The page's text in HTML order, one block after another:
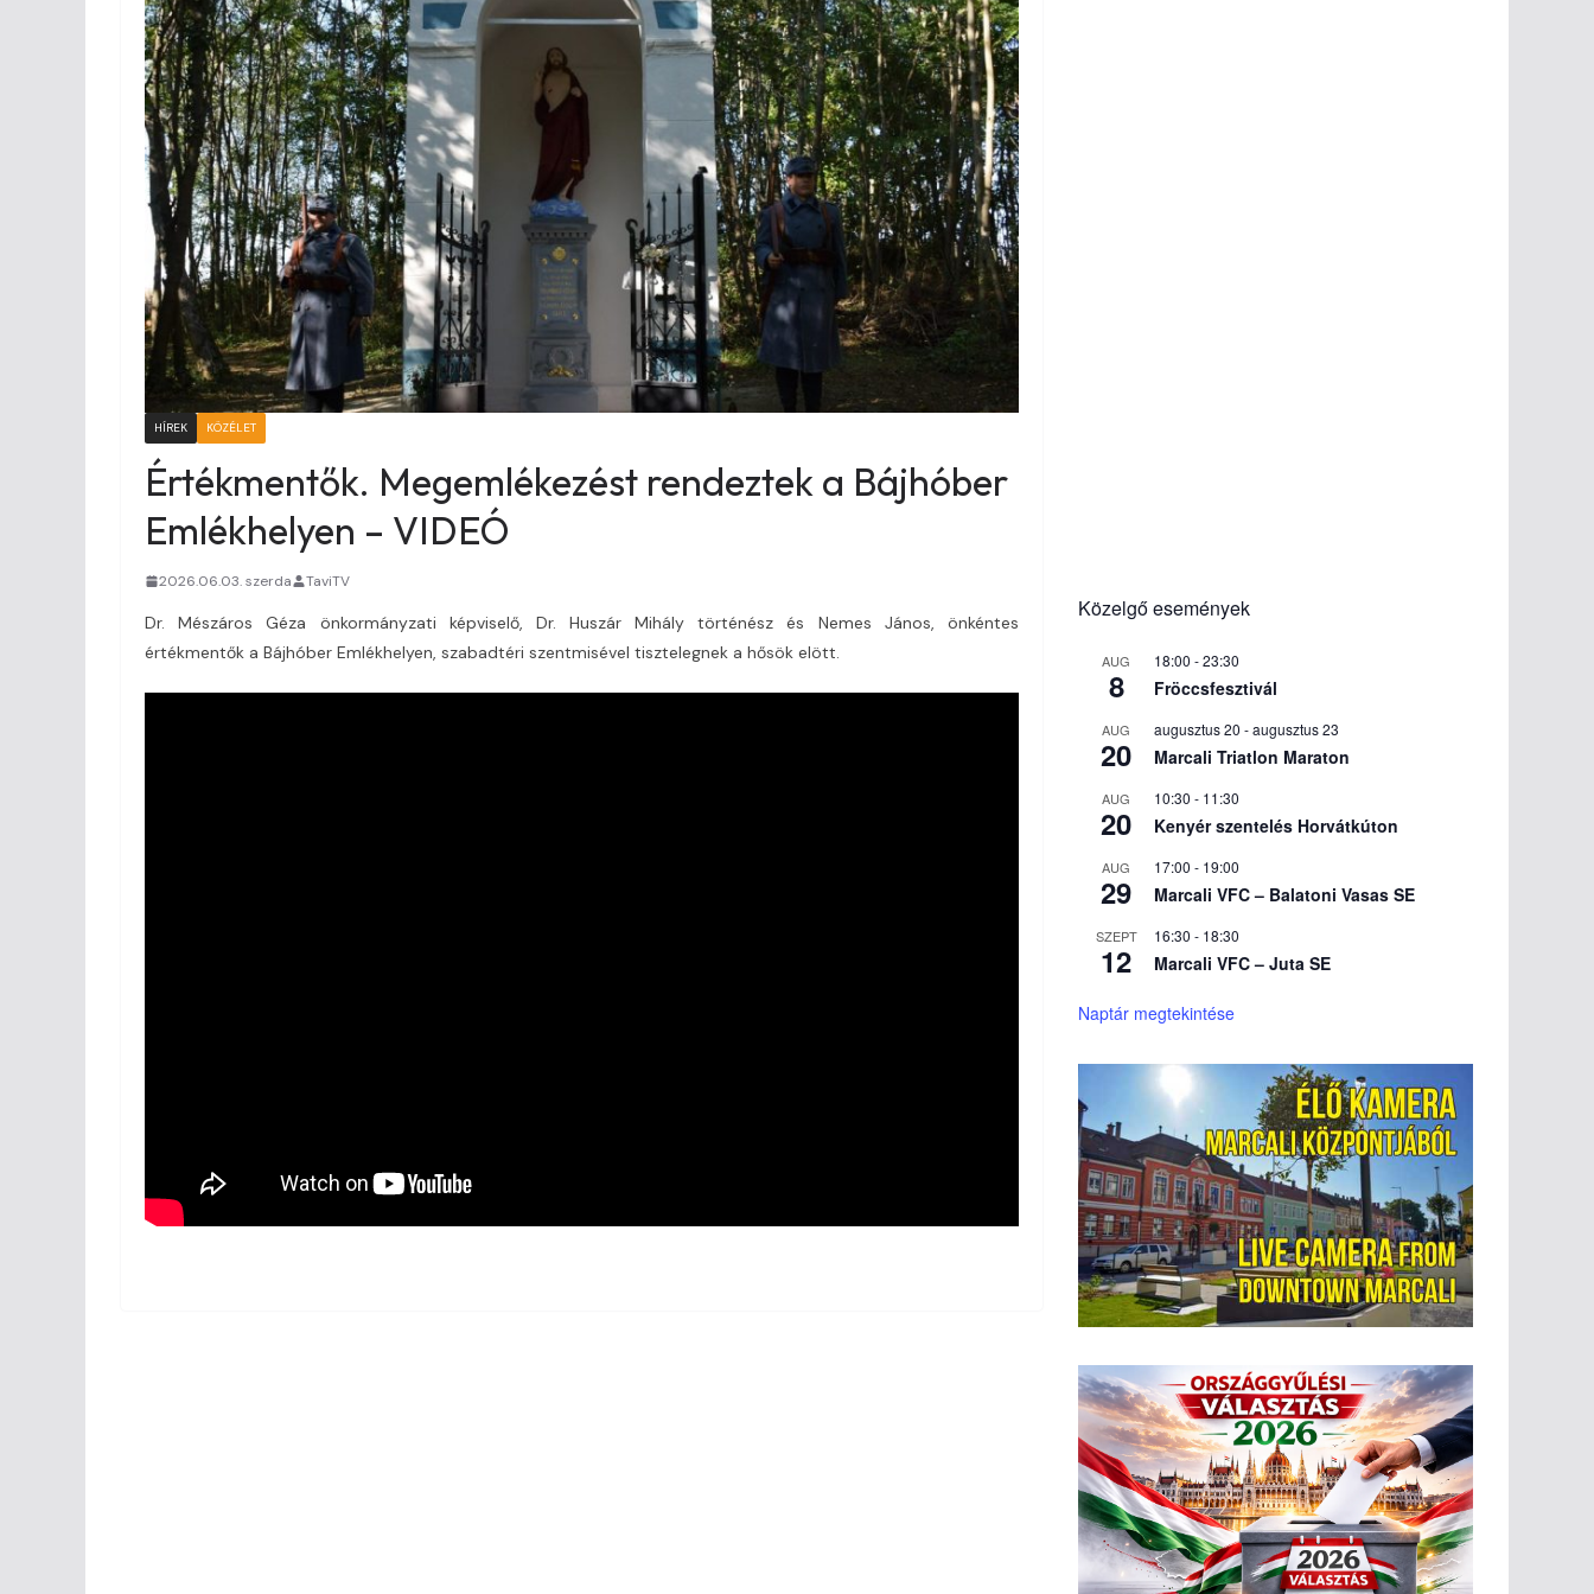
HÍREK KÖZÉLET
Értékmentők. Megemlékezést rendeztek a Bájhóber
Emlékhelyen – VIDEÓ
2026.06.03. szerda TaviTV
Dr. Mészáros Géza önkormányzati képviselő, Dr. Huszár Mihály történész és Nemes János, önkéntes
értékmentők a Bájhóber Emlékhelyen, szabadtéri szentmisével tisztelegnek a hősök elött.
Közelgő események
AUG
8
18:00 -23:30
Fröccsfesztivál
AUG
20
augusztus 20 -augusztus 23
Marcali Triatlon Maraton
AUG
20
10:30 - 11:30
Kenyér szentelés Horvátkúton
AUG
29
17:00 - 19:00
Marcali VFC – Balatoni Vasas SE
SZEPT
12
16:30 - 18:30
Marcali VFC – Juta SE
Naptár megtekintése